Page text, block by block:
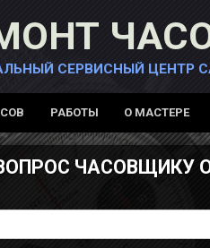
СЕРВИСНЫЙ ЦЕНТР
РАБОТЫ О МАСТЕРЕ
ЧАСОВЩИКУ